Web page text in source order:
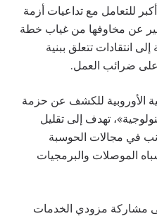
للتعامل مع تداعيات أزمة
عن مخاوفها من غياب خطة
انتقادات تتعلق ببنية
على ضرائب العمل.
الأوروبية للكشف عن حزمة
تهدف إلى تقليل
في مجالات الحوسبة
الموصلات والبرمجيات
مشاركة مزودي الخدمات